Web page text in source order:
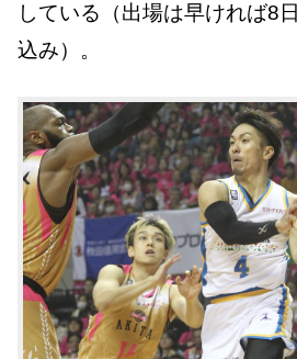
している（出場は早ければ8
込み）。